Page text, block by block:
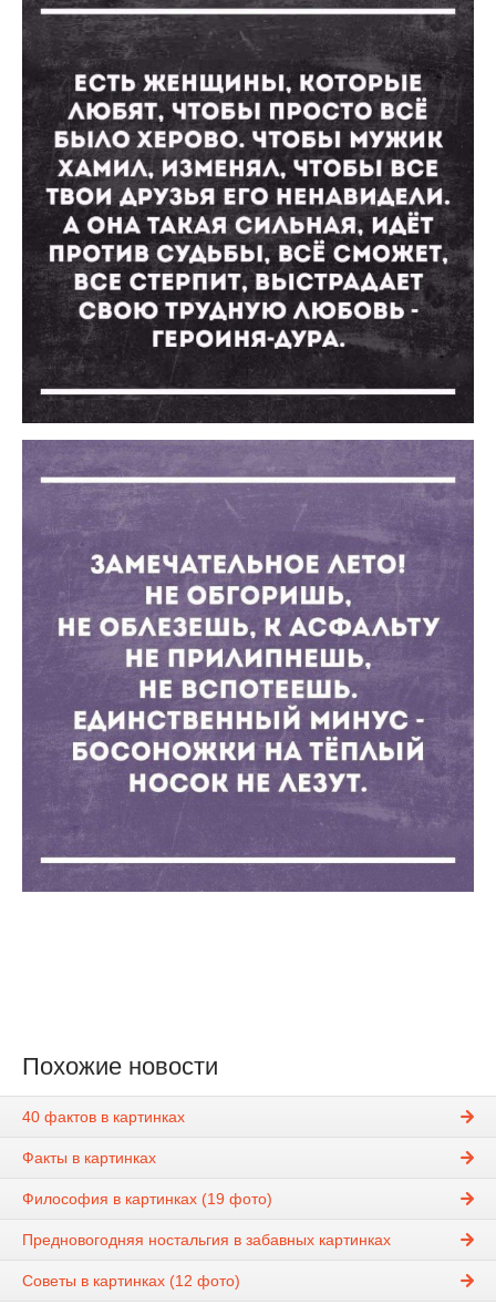
Похожие новости
40 фактов в картинках
Факты в картинках
Философия в картинках (19 фото)
Предновогодняя ностальгия в забавных картинках
Советы в картинках (12 фото)